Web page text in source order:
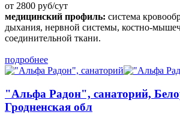
от 2800 руб/сут
медицинский профиль: система
дыхания, нервной системы, костно-
соединительной ткани.
подробнее
"Альфа Радон", санаторий,
Гродненская обл